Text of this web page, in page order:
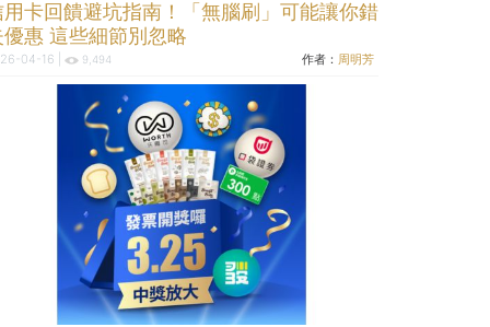
用卡回饋避坑指南！「無腦刷」可能讓你錯
優惠 這些細節別忽略
04-16 | 9,494 作者： 周明芳